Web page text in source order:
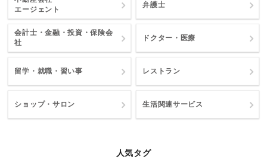
エージェント
弁護士
会計士・金融・投資・保険会
社
ドクター・医療
留学・就職・習い事 レストラン
ショップ・サロン 生活関連サービス
人気タグ